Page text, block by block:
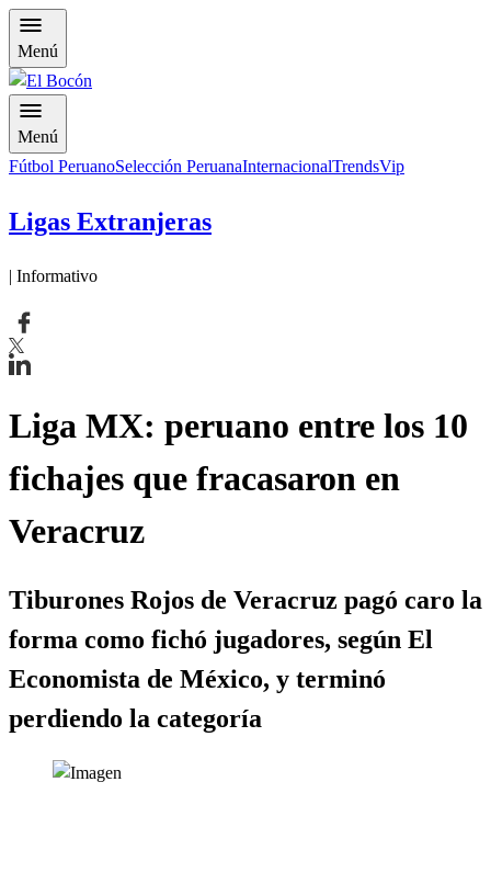
Menú
Menú
Fútbol PeruanoSelección PeruanaInternacionalTrendsVip
Ligas Extranjeras
| Informativo
Liga MX: peruano entre los 10
fichajes que fracasaron en
Veracruz
Tiburones Rojos de Veracruz pagó caro la
forma como fichó jugadores, según El
Economista de México, y terminó
perdiendo la categoría